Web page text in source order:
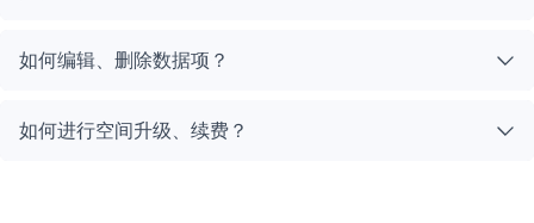
如何编辑、删除数据项？
如何进行空间升级、续费？